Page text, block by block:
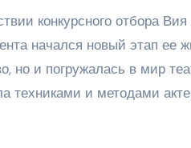
конкурсного отбора
начался новый этап ее
но и погружалась в мир
техниками и методами